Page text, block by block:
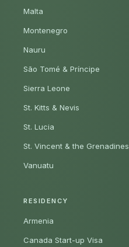
Malta
Montenegro
Nauru
São Tomé & Príncipe
Sierra Leone
St. Kitts & Nevis
St. Lucia
St. Vincent & the Grenadines
Vanuatu
RESIDENCY
Armenia
Canada Start-up Visa